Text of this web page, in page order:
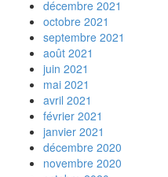
décembre 2021
octobre 2021
septembre 2021
août 2021
juin 2021
mai 2021
avril 2021
février 2021
janvier 2021
décembre 2020
novembre 2020